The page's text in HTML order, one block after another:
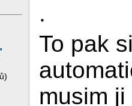
.
To pak
musim